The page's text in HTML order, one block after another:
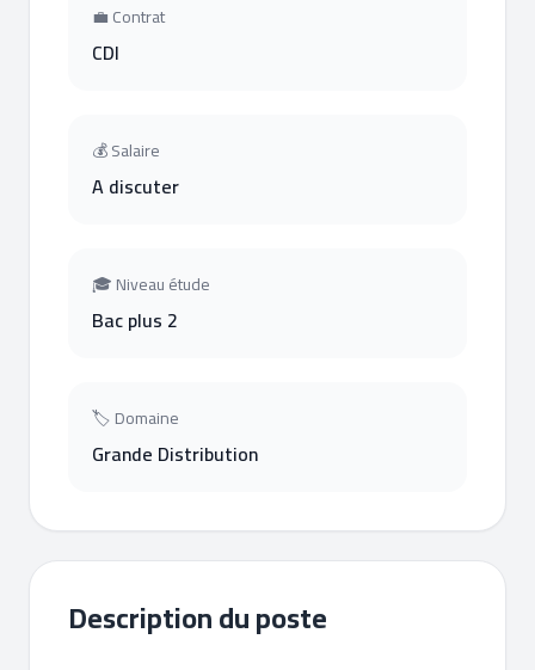
💼 Contrat
CDI
💰 Salaire
A discuter
🎓 Niveau étude
Bac plus 2
🏷 Domaine
Grande Distribution
Description du poste